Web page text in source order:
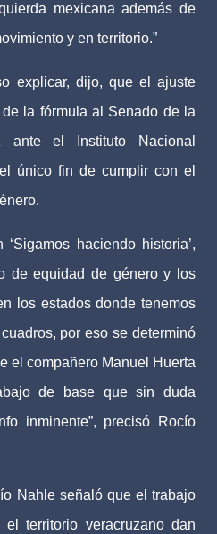
mexicana además de
y en territorio.”
explicar, dijo, que el ajuste
la fórmula al Senado de la
ante el Instituto Nacional
único fin de cumplir con el
haciendo historia’,
de equidad de género y los
los estados donde tenemos
por eso se determinó
el compañero Manuel Huerta
de base que sin duda
inminente”, precisó Rocío
Nahle señaló que el trabajo
territorio veracruzano dan